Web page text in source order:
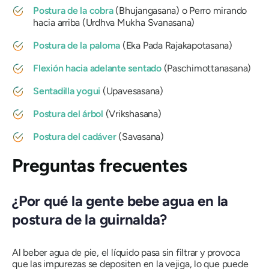
Postura de la cobra (Bhujangasana) o Perro mirando
hacia arriba (Urdhva Mukha Svanasana)
Postura de la paloma (Eka Pada Rajakapotasana)
Flexión hacia adelante sentado(Paschimottanasana)
Sentadilla yogui (Upavesasana)
Postura del árbol (Vrikshasana)
Postura del cadáver(Savasana)
Preguntas frecuentes
¿Por qué la gente bebe agua en la
postura de la guirnalda?
Al beber agua de pie, el líquido pasa sin filtrar y provoca
que las impurezas se depositen en la vejiga, lo que puede